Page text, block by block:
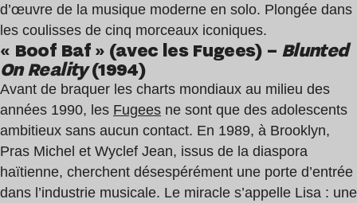
d’œuvre de la musique moderne en solo. Plongée dans
les coulisses de cinq morceaux iconiques.
« Boof Baf » (avec les Fugees) – Blunted
On Reality(1994)
Avant de braquer les charts mondiaux au milieu des
années 1990, les Fugees ne sont que des adolescents
ambitieux sans aucun contact. En 1989, à Brooklyn,
Pras Michel et Wyclef Jean, issus de la diaspora
haïtienne, cherchent désespérément une porte d’entrée
dans l’industrie musicale. Le miracle s’appelle Lisa : une